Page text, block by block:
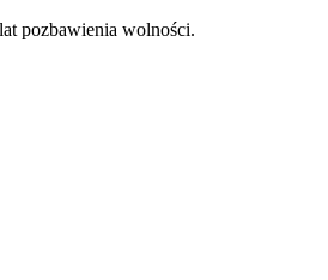
pozbawienia wolności.